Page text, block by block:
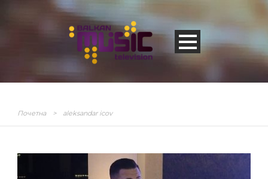
Почетна > aleksandar icov